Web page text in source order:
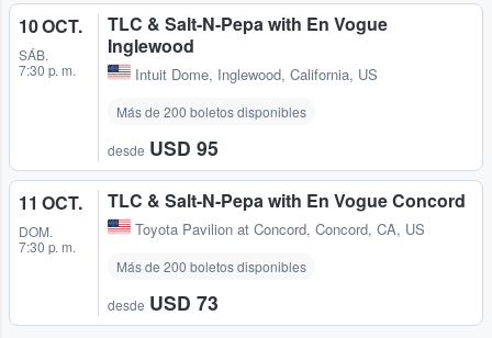
10 OCT.
SÁB.
7:30 p. m.
TLC & Salt-N-Pepa with En Vogue
Inglewood
Intuit Dome, Inglewood, California, US
Más de 200 boletos disponibles
desde USD 95
11 OCT.
DOM.
7:30 p. m.
TLC & Salt-N-Pepa with En Vogue Concord
Toyota Pavilion at Concord, Concord, CA, US
Más de 200 boletos disponibles
desde USD 73